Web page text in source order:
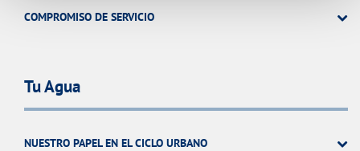
COMPROMISO DE SERVICIO
Tu Agua
NUESTRO PAPEL EN EL CICLO URBANO